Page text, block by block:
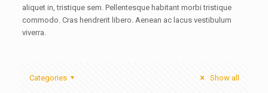
aliquet in, tristique sem. Pellentesque habitant morbi tristique
commodo. Cras hendrerit libero. Aenean ac lacus vestibulum
viverra.
Categories Show all